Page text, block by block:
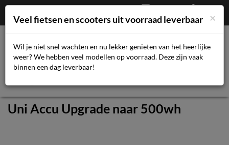
€0,00
Afrekenen
Mijn account
Uni Accu Upgrade naar 500wh
×
Veel fietsen en scooters uit voorraad leverbaar
Wil je niet snel wachten en nu lekker genieten van het heerlijke
weer? We hebben veel modellen op voorraad. Deze zijn vaak
binnen een dag leverbaar!